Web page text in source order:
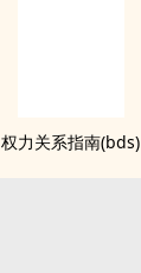
权力关系指南(bds)